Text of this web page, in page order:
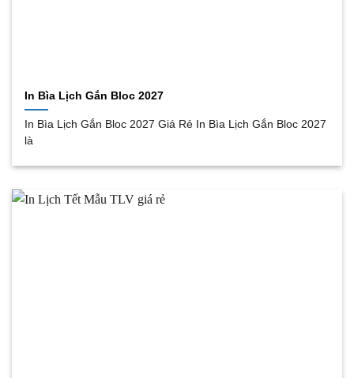
In Bìa Lịch Gắn Bloc 2027
In Bìa Lịch Gắn Bloc 2027 Giá Rẻ In Bìa Lịch Gắn Bloc 2027
là